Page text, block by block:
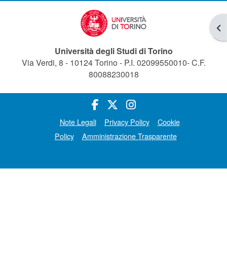
Università degli Studi di Torino
Via Verdi, 8 - 10124 Torino - P.I. 02099550010- C.F.
80088230018
Note Legali Privacy Policy
Cookie
Policy
Amministrazione Trasparente